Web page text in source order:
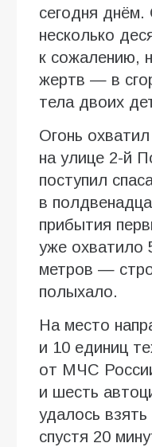
сегодня
несколько
к сожалению,
жертв — в
тела двоих
Огонь
на улице 2-й
поступил
в
прибытия
уже охватило
метров —
полыхало.
На место
и 10 единиц
от МЧС
и шесть
удалось
спустя 20